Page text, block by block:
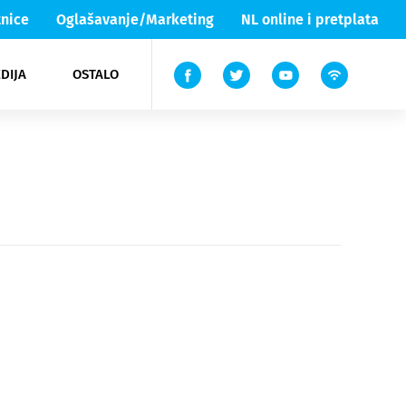
Oglašavanje/Marketing NL online i pretplata
OSTALO
Lika & Senj
TV